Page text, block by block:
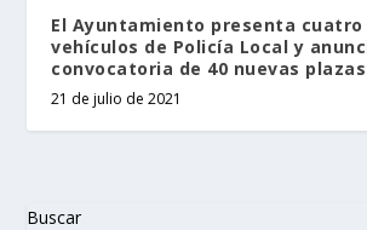
El Ayuntamiento presenta cuatro
vehículos de Policía Local y
convocatoria de 40 nuevas plazas
21 de julio de 2021
Buscar